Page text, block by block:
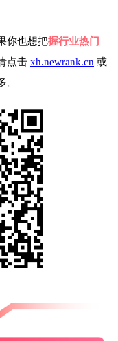
你也想把握行业热门
点击 xh.newrank.cn 或